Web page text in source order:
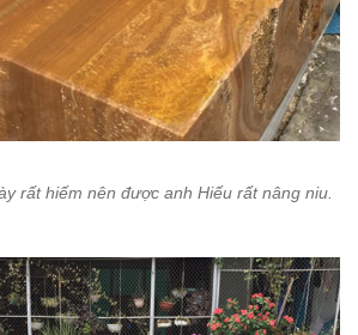
rất hiếm nên được anh Hiếu rất nâng niu.